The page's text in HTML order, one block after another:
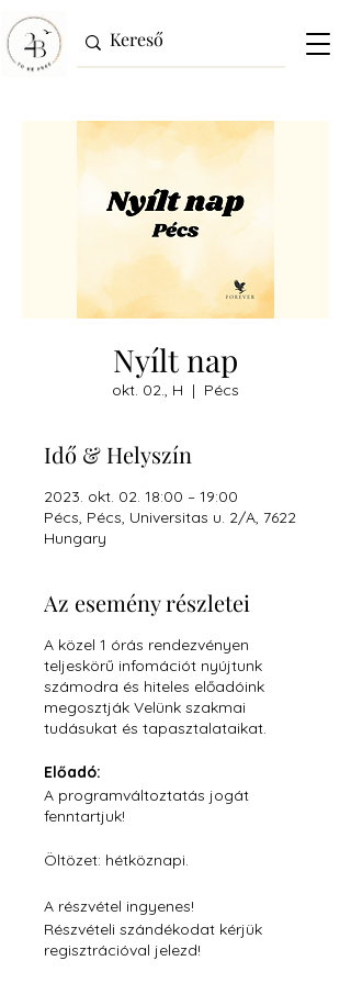
Nyílt nap
okt. 02., H
  |
Pécs
Idő & Helyszín
2023. okt. 02. 18:00 – 19:00
Pécs, Pécs, Universitas u. 2/A, 7622
Hungary
Az esemény részletei
A közel 1 órás rendezvényen
teljeskörű infomációt nyújtunk
számodra és hiteles előadóink
megosztják Velünk szakmai
tudásukat és tapasztalataikat.
Előadó:
A programváltoztatás jogát
fenntartjuk!
Öltözet: hétköznapi.
A részvétel ingyenes!
Részvételi szándékodat kérjük
regisztrációval jelezd!